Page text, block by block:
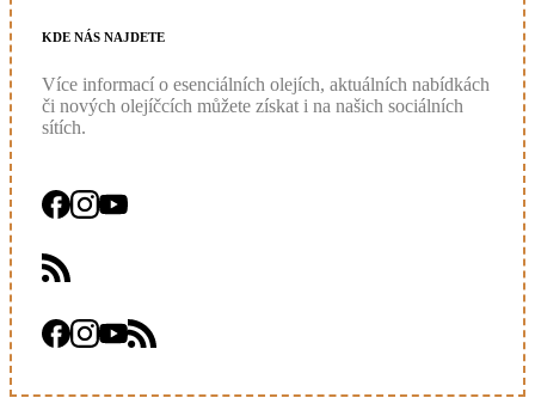
KDE NÁS NAJDETE
Více informací o esenciálních olejích, aktuálních nabídkách
či nových olejíčcích můžete získat i na našich sociálních
sítích.